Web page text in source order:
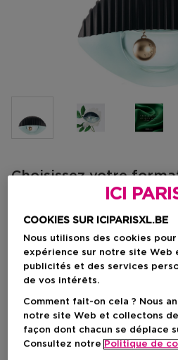
Choisissez votre
50 ML
Prix promotionnel
89,25 €
105,00 €
Prix promotionnel
89,25 €
Prix de vente conseillé
ICI
COOKIES SUR ICIPARISXL.BE
Nous utilisons des cookies
expérience sur notre site Web
publicités et des services
de vos intérêts.
Comment fait-on cela ? Nous
notre site Web et collectons
façon dont chacun se déplace
Consultez notre Politique de